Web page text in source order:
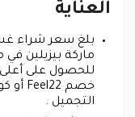
العناية
بلغ سعر شراء
للحصول على
التجميل .